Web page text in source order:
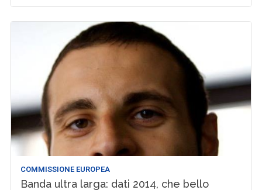
COMMISSIONE EUROPEA
Banda ultra larga: dati 2014, che bello